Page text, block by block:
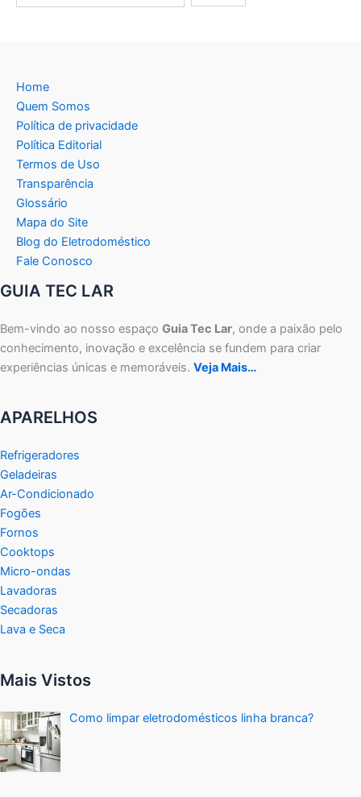
Home
Quem Somos
Política de privacidade
Política Editorial
Termos de Uso
Transparência
Glossário
Mapa do Site
Blog do Eletrodoméstico
Fale Conosco
GUIA TEC LAR
Bem-vindo ao nosso espaço Guia Tec Lar, onde a paixão pelo
conhecimento, inovação e excelência se fundem para criar
experiências únicas e memoráveis. Veja Mais…
APARELHOS
Refrigeradores
Geladeiras
Ar-Condicionado
Fogões
Fornos
Cooktops
Micro-ondas
Lavadoras
Secadoras
Lava e Seca
Mais Vistos
Como limpar eletrodomésticos linha branca?